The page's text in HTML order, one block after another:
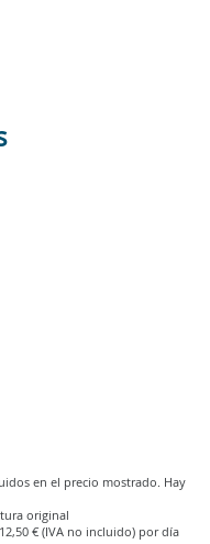
en el precio mostrado. Hay
original
€ (IVA no incluido) por día